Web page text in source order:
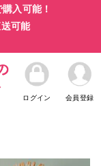
入可能！
可能
ログイン 会員登録